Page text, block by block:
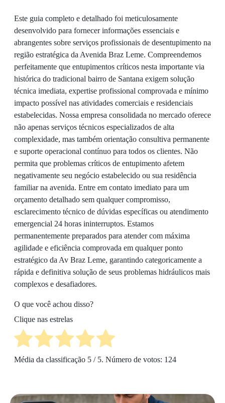
Este guia completo e detalhado foi meticulosamente
desenvolvido para fornecer informações essenciais e
abrangentes sobre serviços profissionais de desentupimento na
região estratégica da Avenida Braz Leme. Compreendemos
perfeitamente que entupimentos críticos nesta importante via
histórica do tradicional bairro de Santana exigem solução
técnica imediata, expertise profissional comprovada e mínimo
impacto possível nas atividades comerciais e residenciais
estabelecidas. Nossa empresa consolidada no mercado oferece
não apenas serviços técnicos especializados de alta
complexidade, mas também orientação consultiva permanente
e suporte operacional contínuo para todos os clientes. Não
permita que problemas críticos de entupimento afetem
negativamente seu negócio estabelecido ou sua residência
familiar na avenida. Entre em contato imediato para um
orçamento detalhado sem qualquer compromisso,
esclarecimento técnico de dúvidas específicas ou atendimento
emergencial 24 horas ininterruptos. Estamos
permanentemente preparados para atender com máxima
agilidade e eficiência comprovada em qualquer ponto
estratégico da Av Braz Leme, garantindo categoricamente a
rápida e definitiva solução de seus problemas hidráulicos mais
complexos e desafiadores.
O que você achou disso?
Clique nas estrelas
Média da classificação 5 / 5. Número de votos: 124